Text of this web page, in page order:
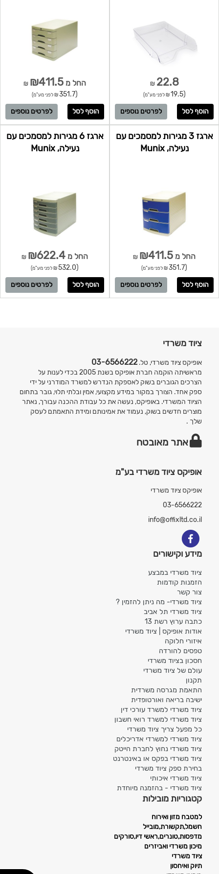
22.8
₪
(19.5 ₪ לפני מע"מ)
לפרטים נוספים
החל מ ₪411.5
₪
(351.7 ₪ לפני מע"מ)
לפרטים נוספים
ארגז 3 מגירות למסמכים עם
נעילה, Munix
החל מ ₪411.5
₪
(351.7 ₪ לפני מע"מ)
לפרטים נוספים
ארגז 6 מגירות למסמכים עם
נעילה, Munix
החל מ ₪622.4
₪
(532.0 ₪ לפני מע"מ)
לפרטים נוספים
ציוד משרדי
אופיקס ציוד משרדי, טל. 03-6566222
מראשיתה הוקמה חברת אופיקס בשנת 2005 בכדי לענות על
הצרכים הגוברים בשוק לאספקת הנדרש למשרד המודרני על ידי
ספק אחד. הצורך במקור במידע מקצועי, אמין ובלתי תלוי, גובר בתחום
הציוד המשרדי. באופיקס, נעשה את כל עבודת ההכנה עבורך, נאתר
מוצרים חדשים בשוק, נעמוד את אמינותם ומידת התאמתם לעסק
שלך .
אתר מאובטח
אופיקס ציוד משרדי בע"מ
אופיקס ציוד משרדי
03-6566222
info@offixltd.co.il
מידע וקישורים
ציוד משרדי במבצע
הזמנות קודמות
צור קשר
ציוד משרדי- מה ניתן להזמין ?
ציוד משרדי תל אביב
כתבה ערוץ רשת 13
אודות אופיקס | ציוד משרדי
איזורי חלוקה
טפסים להורדה
חסכון בציוד משרדי
עולם של ציוד משרדי
תקנון
התאמת מגרסה משרדית
ישיבה בריאה ואורטופדית
ציוד משרדי למשרד עורכי דין
ציוד משרדי למשרד רואי חשבון
כל מפעל צריך ציוד משרדי
ציוד משרדי למשרדי אדריכלים
ציוד משרדי נחוץ לחברת הייטק
ציוד משרדי בפקס או באינטרנט
בחירת ספק ציוד משרדי
ציוד משרדי איכותי
ציוד משרדי - בהזמנה מיוחדת
קטגוריות מובילות
למטבח מזון ואירוח
חשמל,תקשורת,מובייל
מדפסות,טונרים,ראשי דיו,סורקים
מיכון משרדי ואביזרים
ציוד משרדי
תיוק ואיחסון